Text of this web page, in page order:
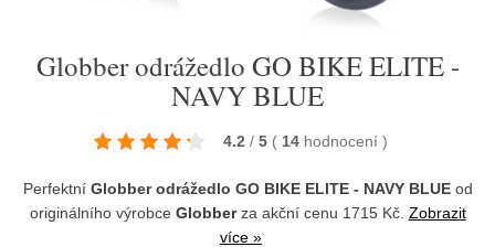
Globber odrážedlo GO BIKE ELITE -
NAVY BLUE
4.2 / 5 ( 14 hodnocení )
Perfektní Globber odrážedlo GO BIKE ELITE - NAVY BLUEod
originálního výrobce Globberza akční cenu 1715 Kč. Zobrazit
více »